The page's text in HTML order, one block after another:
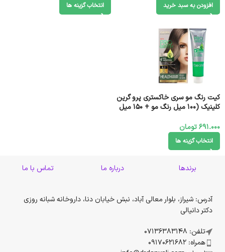
افزودن به سبد خرید انتخاب گزینه ها
کيت رنگ مو سری خاکستری پرو گرين
کلینیک (100 میل رنگ مو + 150 میل
691.000تومان
انتخاب گزینه ها
برندها درباره ما تماس با ما
آدرس: شیراز، بلوار معالی آباد، نبش خیابان دنا، داروخانه شبانه روزی
دکتر دانیالی
تلفن: 07136383148
همراه: 09170621682